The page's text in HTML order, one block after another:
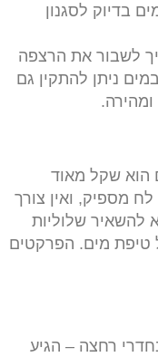
בדיוק לסגנון
לשבור את הרצפה
ניתן להתקין גם
.
הוא שקל מאוד
מספיק, ואין צורך
להשאיר שלוליות
טיפת מים. הפרקטים
רחצה – הגיע